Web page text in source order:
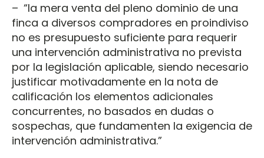
– “la mera venta del pleno dominio de una
finca a diversos compradores en proindiviso
no es presupuesto suficiente para requerir
una intervención administrativa no prevista
por la legislación aplicable, siendo necesario
justificar motivadamente en la nota de
calificación los elementos adicionales
concurrentes, no basados en dudas o
sospechas, que fundamenten la exigencia de
intervención administrativa.”